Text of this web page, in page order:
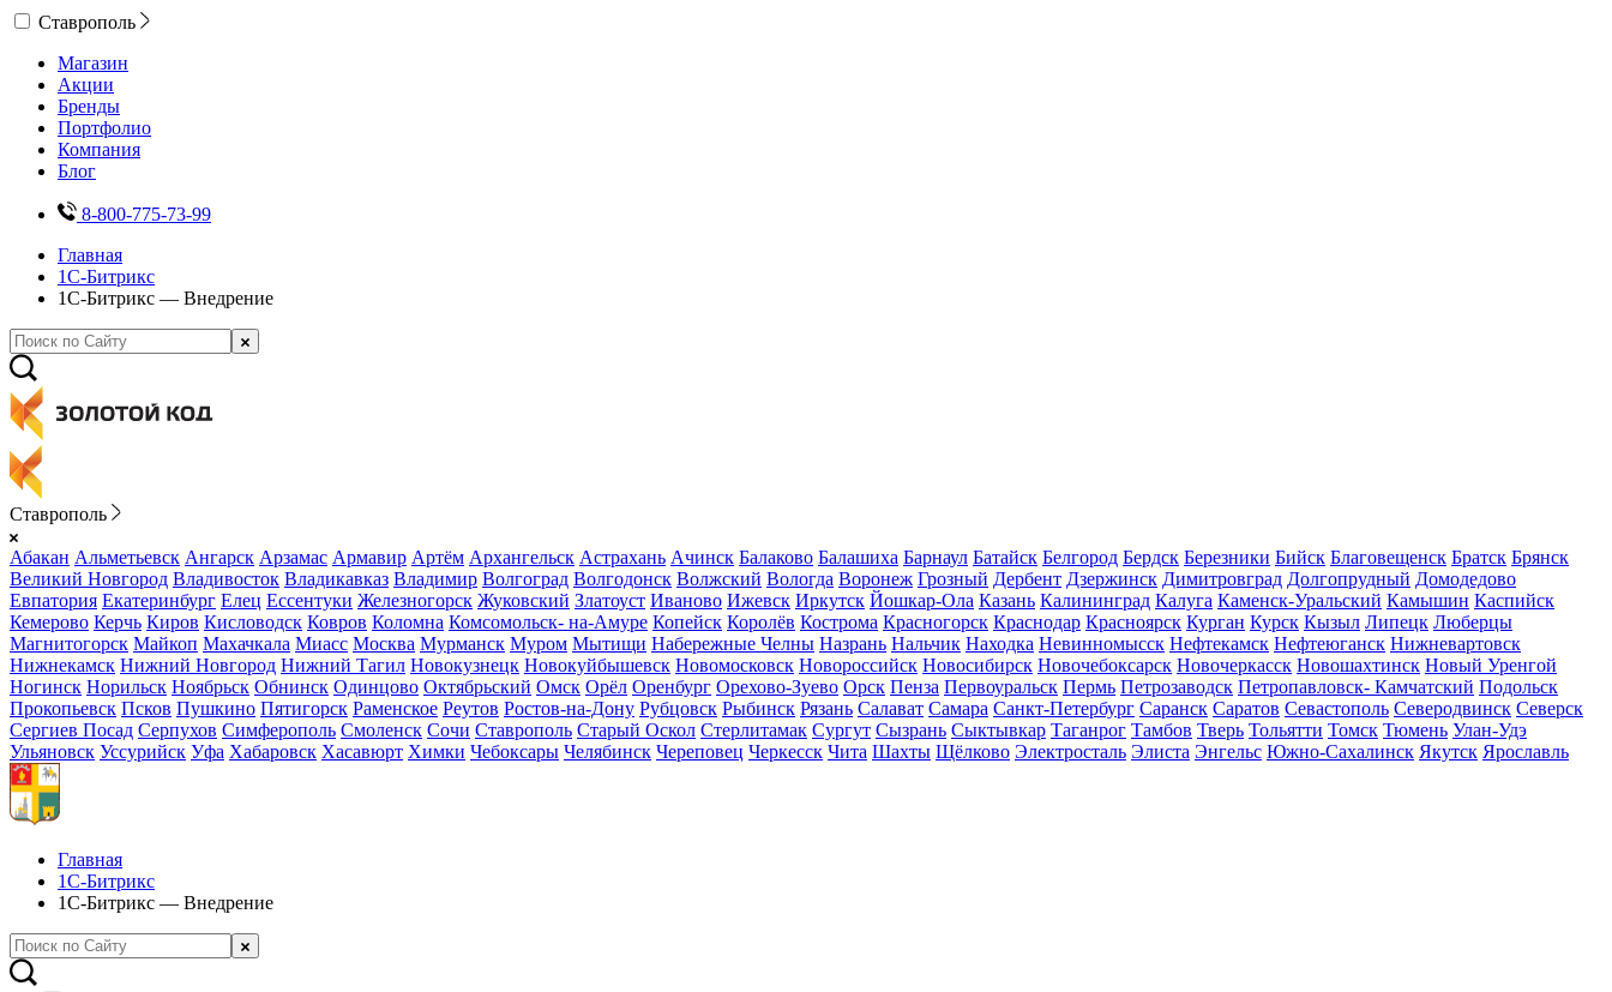
Ставрополь
Магазин
Акции
Бренды
Портфолио
Компания
Блог
8-800-775-73-99
Главная
1С-Битрикс
1С-Битрикс — Внедрение
Ставрополь
Абакан Альметьевск Ангарск Арзамас Армавир Артём Архангельск Астрахань Ачинск Балаково Балашиха Барнаул Батайск Белгород Бердск Березники Бийск Благовещенск Братск Брянск
Великий Новгород Владивосток Владикавказ Владимир Волгоград Волгодонск Волжский Вологда Воронеж Грозный Дербент Дзержинск Димитровград Долгопрудный Домодедово
Евпатория Екатеринбург Елец Ессентуки Железногорск Жуковский Златоуст Иваново Ижевск Иркутск Йошкар-Ола Казань Калининград Калуга Каменск-Уральский Камышин Каспийск
Кемерово Керчь Киров Кисловодск Ковров Коломна Комсомольск- на-Амуре Копейск Королёв Кострома Красногорск Краснодар Красноярск Курган Курск Кызыл Липецк Люберцы
Магнитогорск Майкоп Махачкала Миасс Москва Мурманск Муром Мытищи Набережные Челны Назрань Нальчик Находка Невинномысск Нефтекамск Нефтеюганск Нижневартовск
Нижнекамск Нижний Новгород Нижний Тагил Новокузнецк Новокуйбышевск Новомосковск Новороссийск Новосибирск Новочебоксарск Новочеркасск Новошахтинск Новый Уренгой
Ногинск Норильск Ноябрьск Обнинск Одинцово Октябрьский Омск Орёл Оренбург Орехово-Зуево Орск Пенза Первоуральск Пермь Петрозаводск Петропавловск- Камчатский Подольск
Прокопьевск Псков Пушкино Пятигорск Раменское Реутов Ростов-на-Дону Рубцовск Рыбинск Рязань Салават Самара Санкт-Петербург Саранск Саратов Севастополь Северодвинск Северск
Сергиев Посад Серпухов Симферополь Смоленск Сочи Ставрополь Старый Оскол Стерлитамак Сургут Сызрань Сыктывкар Таганрог Тамбов Тверь Тольятти Томск Тюмень Улан-Удэ
Ульяновск Уссурийск Уфа Хабаровск Хасавюрт Химки Чебоксары Челябинск Череповец Черкесск Чита Шахты Щёлково Электросталь Элиста Энгельс Южно-Сахалинск Якутск Ярославль
Главная
1С-Битрикс
1С-Битрикс — Внедрение